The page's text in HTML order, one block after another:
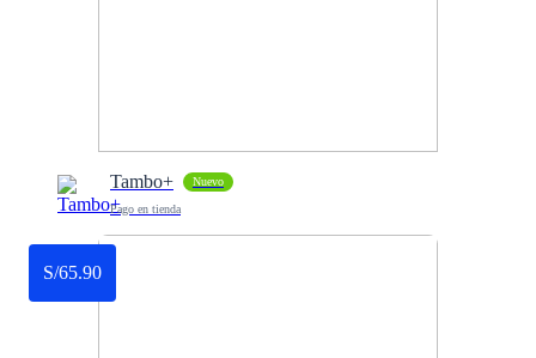
Tambo+ Nuevo
Pago en tienda
S/65.90